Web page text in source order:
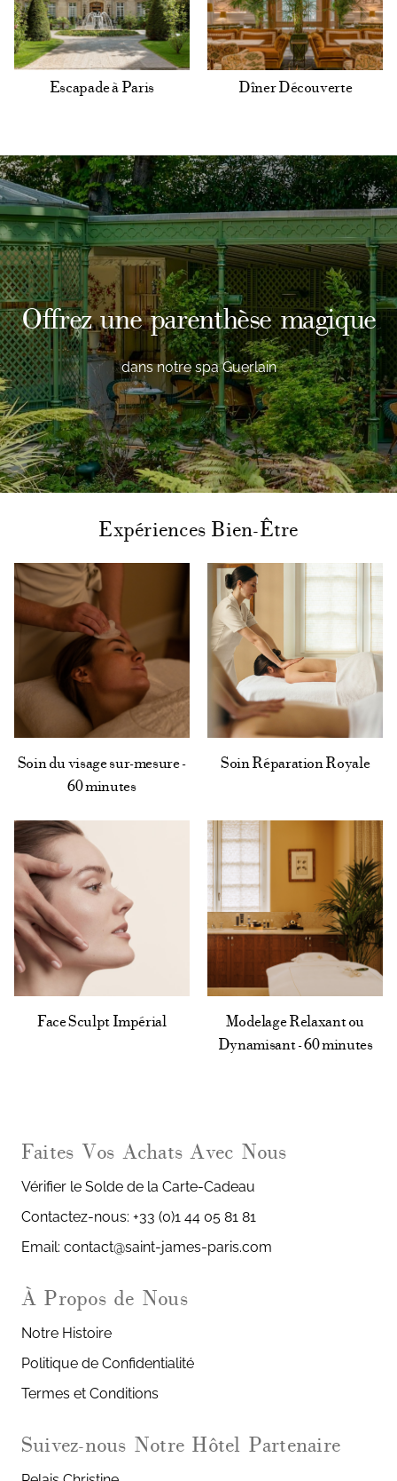
Escapade à Paris Dîner Découverte
Offrez une parenthèse magique
dans notre spa Guerlain
Expériences Bien-Être
Soin du visage sur-mesure -
60 minutes
Soin Réparation Royale
Face Sculpt Impérial
Modelage Relaxant ou
Dynamisant - 60 minutes
Faites Vos Achats Avec Nous
Vérifier le Solde de la Carte-Cadeau
Contactez-nous: +33 (0)1 44 05 81 81
Email: contact@saint-james-paris.com
À Propos de Nous
Notre Histoire
Politique de Confidentialité
Termes et Conditions
Notre Hôtel Partenaire